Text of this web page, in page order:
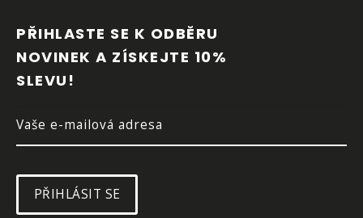
PŘIHLASTE SE K ODBĚRU
NOVINEK A ZÍSKEJTE 10%
SLEVU!
PŘIHLÁSIT SE